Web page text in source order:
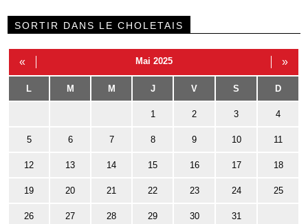
SORTIR DANS LE CHOLETAIS
« Mai 2025 »
L M M J V S D
1 2 3 4
5 6 7 8 9 10 11
12 13 14 15 16 17 18
19 20 21 22 23 24 25
26 27 28 29 30 31